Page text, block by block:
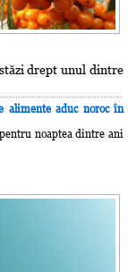
drept unul dintre
alimente aduc noroc în
noaptea dintre ani